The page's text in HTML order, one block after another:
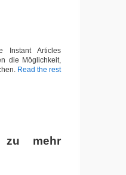
Instant Articles
die Möglichkeit,
Read the rest
zu mehr